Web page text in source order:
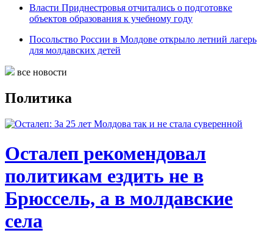
Власти Приднестровья отчитались о подготовке
объектов образования к учебному году
Посольство России в Молдове открыло летний лагерь
для молдавских детей
все новости
Политика
Осталеп рекомендовал
политикам ездить не в
Брюссель, а в молдавские
села